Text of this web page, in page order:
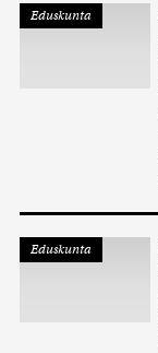
Eduskunta
Eduskunta